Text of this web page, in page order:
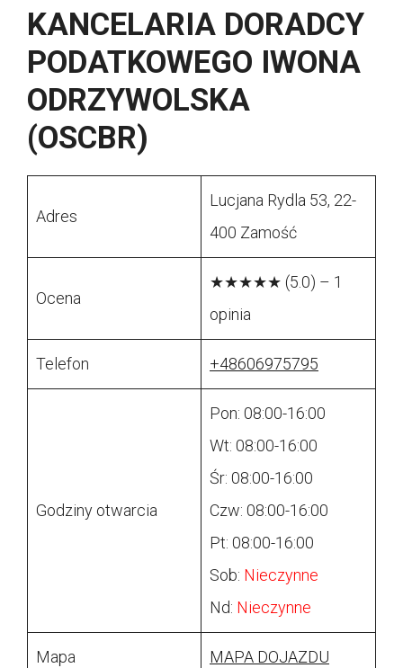
KANCELARIA DORADCY
PODATKOWEGO IWONA
ODRZYWOLSKA
(OSCBR)
Adres
Lucjana Rydla 53, 22-
400 Zamość
Ocena
★★★★★ (5.0) – 1
opinia
Telefon +48606975795
Godziny otwarcia
Pon: 08:00-16:00
Wt: 08:00-16:00
Śr: 08:00-16:00
Czw: 08:00-16:00
Pt: 08:00-16:00
Sob: Nieczynne
Nd: Nieczynne
Mapa MAPA DOJAZDU